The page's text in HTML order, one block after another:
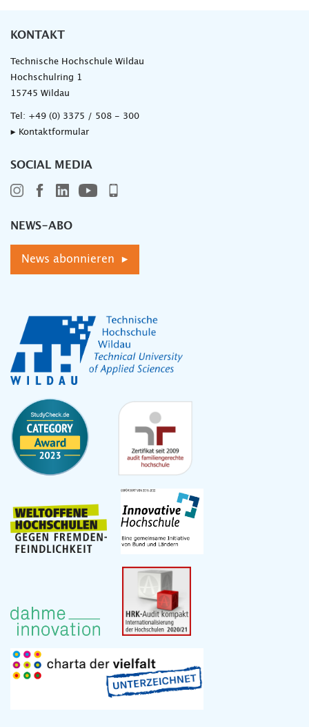
KONTAKT
Technische Hochschule Wildau
Hochschulring 1
15745 Wildau
Tel: +49 (0) 3375 / 508 - 300
▸ Kontaktformular
SOCIAL MEDIA
NEWS-ABO
News abonnieren ▸